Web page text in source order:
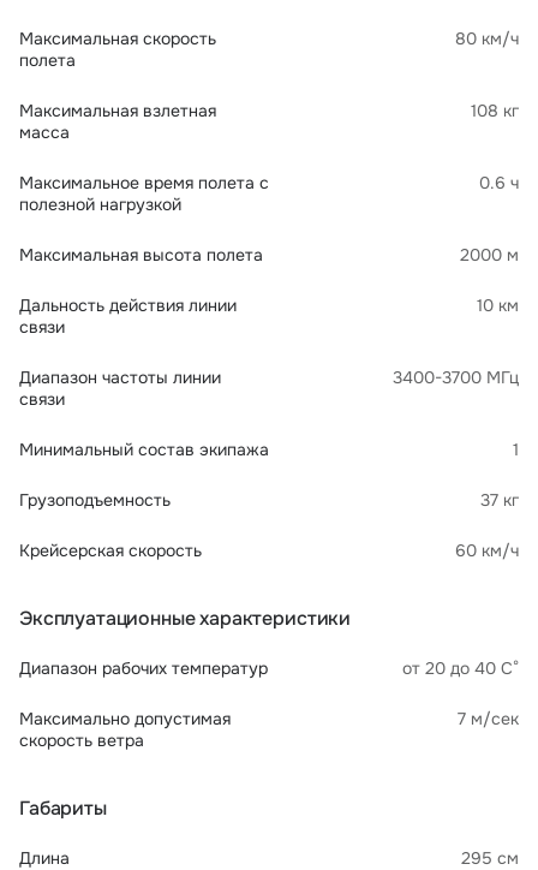
Максимальная скорость
полета
80 км/ч
Максимальная взлетная
масса
108 кг
Максимальное время полета с
полезной нагрузкой
0.6 ч
Максимальная высота полета 2000 м
Дальность действия линии
связи
10 км
Диапазон частоты линии
связи
3400-3700 МГц
Минимальный состав экипажа 1
Грузоподъемность 37 кг
Крейсерская скорость 60 км/ч
Эксплуатационные характеристики
Диапазон рабочих температур от 20 до 40 С°
Максимально допустимая
скорость ветра
7 м/сек
Габариты
Длина 295 см